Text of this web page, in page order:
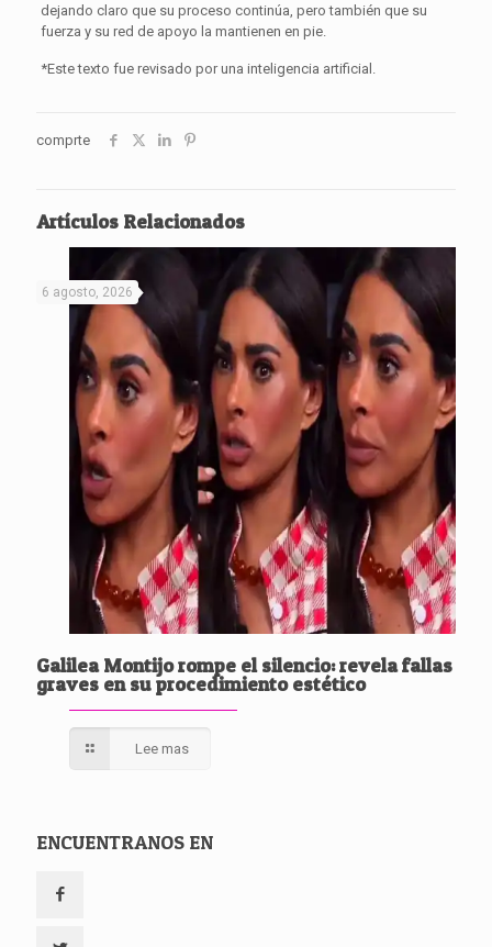
dejando claro que su proceso continúa, pero también que su
fuerza y su red de apoyo la mantienen en pie.
*Este texto fue revisado por una inteligencia artificial.
comprte
Artículos Relacionados
6 agosto, 2026
Galilea Montijo rompe el silencio: revela fallas
graves en su procedimiento estético
Lee mas
ENCUENTRANOS EN